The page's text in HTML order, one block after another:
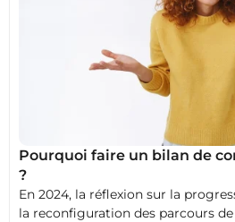
Pourquoi faire un bilan de
?
En 2024, la réflexion sur la
la reconfiguration des parcours